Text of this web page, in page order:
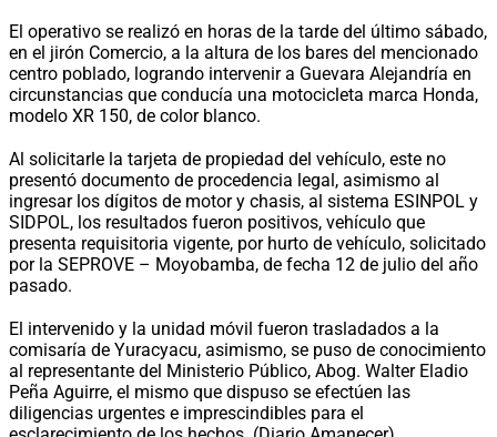
El operativo se realizó en horas de la tarde del último sábado,
en el jirón Comercio, a la altura de los bares del mencionado
centro poblado, logrando intervenir a Guevara Alejandría en
circunstancias que conducía una motocicleta marca Honda,
modelo XR 150, de color blanco.
Al solicitarle la tarjeta de propiedad del vehículo, este no
presentó documento de procedencia legal, asimismo al
ingresar los dígitos de motor y chasis, al sistema ESINPOL y
SIDPOL, los resultados fueron positivos, vehículo que
presenta requisitoria vigente, por hurto de vehículo, solicitado
por la SEPROVE – Moyobamba, de fecha 12 de julio del año
pasado.
El intervenido y la unidad móvil fueron trasladados a la
comisaría de Yuracyacu, asimismo, se puso de conocimiento
al representante del Ministerio Público, Abog. Walter Eladio
Peña Aguirre, el mismo que dispuso se efectúen las
diligencias urgentes e imprescindibles para el